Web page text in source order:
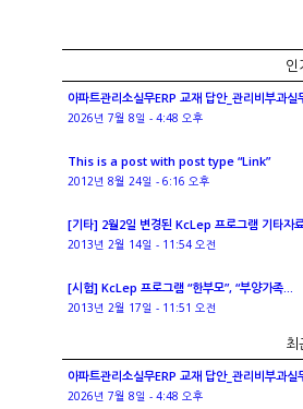
인
아파트관리소실무ERP 교재 답안_관리비부과실
2026년 7월 8일 - 4:48 오후
This is a post with post type “Link”
2012년 8월 24일 - 6:16 오후
[기타] 2월2일 변경된 KcLep 프로그램 기타자
2013년 2월 14일 - 11:54 오전
[시험] KcLep 프로그램 “한부모”, “부양가족...
2013년 2월 17일 - 11:51 오전
최
아파트관리소실무ERP 교재 답안_관리비부과실
2026년 7월 8일 - 4:48 오후